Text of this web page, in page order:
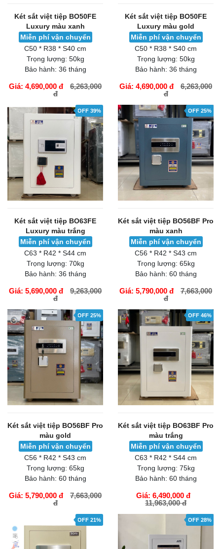
Két sắt việt tiệp BO50FE
Luxury màu xanh
Miễn phí vận chuyển
C50 * R38 * S40 cm
Trọng lượng: 50kg
Bảo hành: 36 tháng
Giá: 4,690,000 đ
6,263,000
đ
Két sắt việt tiệp BO50FE
Luxury màu gold
Miễn phí vận chuyển
C50 * R38 * S40 cm
Trọng lượng: 50kg
Bảo hành: 36 tháng
Giá: 4,690,000 đ
6,263,000
đ
OFF 39%
Két sắt việt tiệp BO63FE
Luxury màu trắng
Miễn phí vận chuyển
C63 * R42 * S44 cm
Trọng lượng: 70kg
Bảo hành: 36 tháng
Giá: 5,690,000 đ
9,263,000
đ
OFF 25%
Két sắt việt tiệp BO56BF Pro
màu xanh
Miễn phí vận chuyển
C56 * R42 * S43 cm
Trọng lượng: 65kg
Bảo hành: 60 tháng
Giá: 5,790,000 đ
7,663,000
đ
OFF 25%
Két sắt việt tiệp BO56BF Pro
màu gold
Miễn phí vận chuyển
C56 * R42 * S43 cm
Trọng lượng: 65kg
Bảo hành: 60 tháng
Giá: 5,790,000 đ
7,663,000
đ
OFF 46%
Két sắt việt tiệp BO63BF Pro
màu trắng
Miễn phí vận chuyển
C63 * R42 * S44 cm
Trọng lượng: 75kg
Bảo hành: 60 tháng
Giá: 6,490,000 đ
11,963,000 đ
GIỎ HÀNG
OFF 21% OFF 28%